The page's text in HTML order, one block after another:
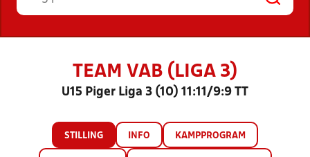
TEAM VAB (LIGA 3)
U15 Piger Liga 3 (10) 11:11/9:9 TT
STILLING INFO KAMPPROGRAM